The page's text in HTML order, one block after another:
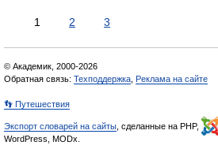
1 2 3
© Академик, 2000-2026
Обратная связь: Техподдержка Реклама на сайте
👣 Путешествия
Экспорт словарей на сайты , сделанные на PHP,
WordPress, MODx.